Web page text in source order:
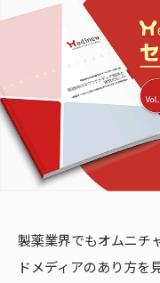
製薬業界でもオムニチ
ドメディアのあり方を